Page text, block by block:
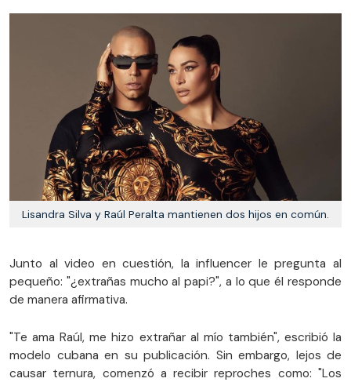
Lisandra Silva y Raúl Peralta mantienen dos hijos en común.
Junto al video en cuestión, la influencer le pregunta al
pequeño: "¿extrañas mucho al papi?", a lo que él responde
de manera afirmativa.
"Te ama Raúl, me hizo extrañar al mío también", escribió la
modelo cubana en su publicación. Sin embargo, lejos de
causar ternura, comenzó a recibir reproches como: "Los